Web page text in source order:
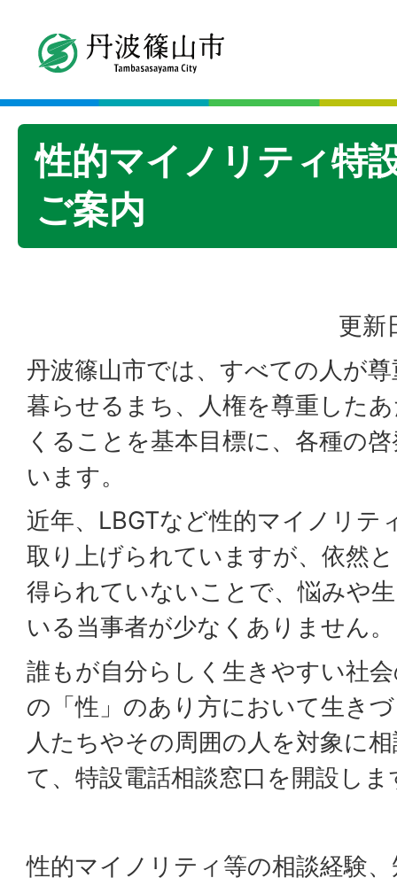
性的マイノリティ特
ご案内
更新
丹波篠山市では、すべての人が
暮らせるまち、人権を尊重した
くることを基本目標に、各種の
います。
近年、LBGTなど性的マイノリテ
取り上げられていますが、依然
得られていないことで、悩みや
いる当事者が少なくありません。
誰もが自分らしく生きやすい社
の「性」のあり方において生き
人たちやその周囲の人を対象に
て、特設電話相談窓口を開設しま
性的マイノリティ等の相談経験